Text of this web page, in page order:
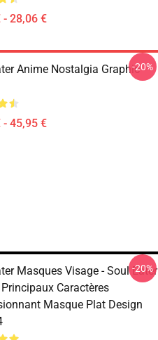
- 28,06 €
Anime Nostalgia Graphic
- 45,95 €
-20%
Masques Visage - Soul Eater
Caractères
Masque Plat Design
-20%